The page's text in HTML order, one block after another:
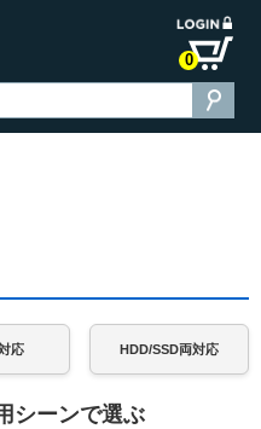
0
応 HDD/SSD両対応
シーンで選ぶ